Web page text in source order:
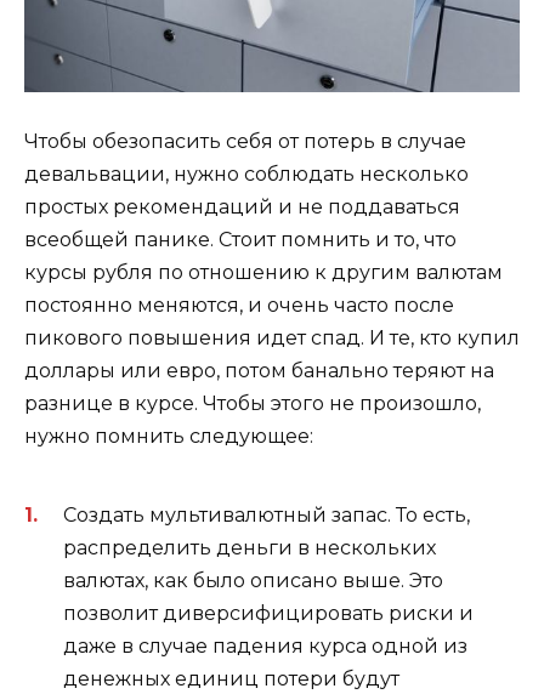
Чтобы обезопасить себя от потерь в случае
девальвации, нужно соблюдать несколько
простых рекомендаций и не поддаваться
всеобщей панике. Стоит помнить и то, что
курсы рубля по отношению к другим валютам
постоянно меняются, и очень часто после
пикового повышения идет спад. И те, кто купил
доллары или евро, потом банально теряют на
разнице в курсе. Чтобы этого не произошло,
нужно помнить следующее:
Создать мультивалютный запас. То есть,
распределить деньги в нескольких
валютах, как было описано выше. Это
позволит диверсифицировать риски и
даже в случае падения курса одной из
денежных единиц потери будут